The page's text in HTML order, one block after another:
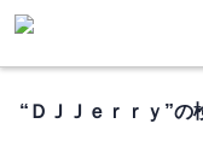
“ ＤＪＪｅｒｒｙ ”の